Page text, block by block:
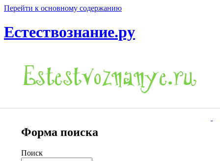
Перейти к основному содержанию
Естествознание.ру
Форма поиска
Поиск